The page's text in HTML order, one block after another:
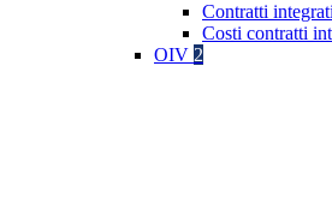
Contratti
Costi contratti
OIV 2